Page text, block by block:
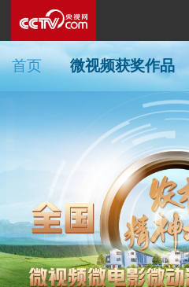
首页 微视频获奖作品